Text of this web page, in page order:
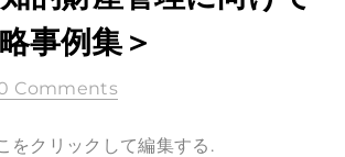
事例集＞
Comments
をクリックして編集する.​